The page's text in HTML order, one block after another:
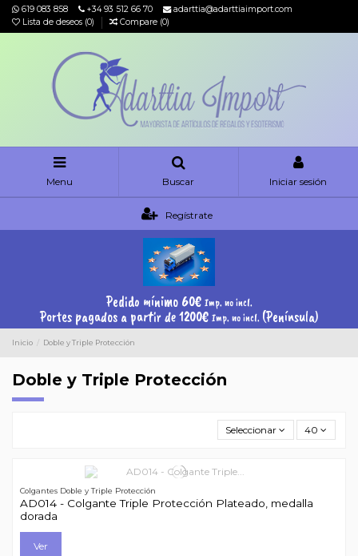
619 083 858 +34 93 512 66 70
adarttia@adarttiaimport.com
Lista de deseos (0) Compare (0)
Menu Buscar Iniciar sesión
Regístrate
Pedido mínimo 60€ Imp. no incl.
Portes pagados a partir de 1200€ Imp. no incl. (Península)
Inicio Doble y Triple Protección
Doble y Triple Protección
Seleccionar 40
Colgantes Doble y Triple Protección
AD014 - Colgante Triple Protección Plateado, medalla
dorada
Ver